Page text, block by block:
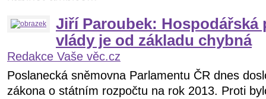
Jiří Paroubek: Hospodářská
vlády je od základu chybná
Redakce Vaše věc.cz
Poslanecká sněmovna Parlamentu ČR dnes
zákona o státním rozpočtu na rok 2013. Proti